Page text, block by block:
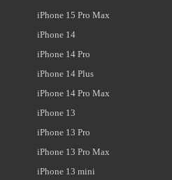
iPhone 15 Pro Max
iPhone 14
iPhone 14 Pro
iPhone 14 Plus
iPhone 14 Pro Max
iPhone 13
iPhone 13 Pro
iPhone 13 Pro Max
iPhone 13 mini